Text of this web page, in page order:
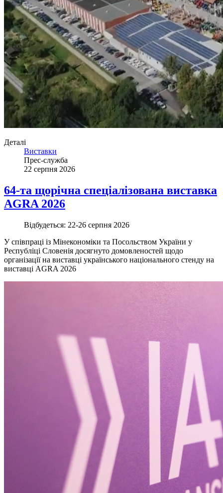
Деталі
Виставки
Прес-служба
22 серпня 2026
64-та щорічна спеціалізована виставка
AGRA 2026
Відбудеться: 22-26 серпня 2026
У співпраці із Мінекономіки та Посольством України у
Республіці Словенія досягнуто домовленостей щодо
організації на виставці українського національного стенду на
виставці AGRA 2026